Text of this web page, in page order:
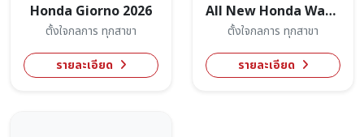
Honda Giorno 2026
ตั้งใจกลการ ทุกสาขา
รายละเอียด
All New Honda Wave110
ตั้งใจกลการ ทุกสาขา
รายละเอียด